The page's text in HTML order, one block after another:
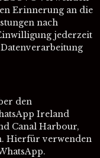
Erinnerung an die
nach
jederzeit
den
Ireland
Canal Harbour,
Hierfür verwenden